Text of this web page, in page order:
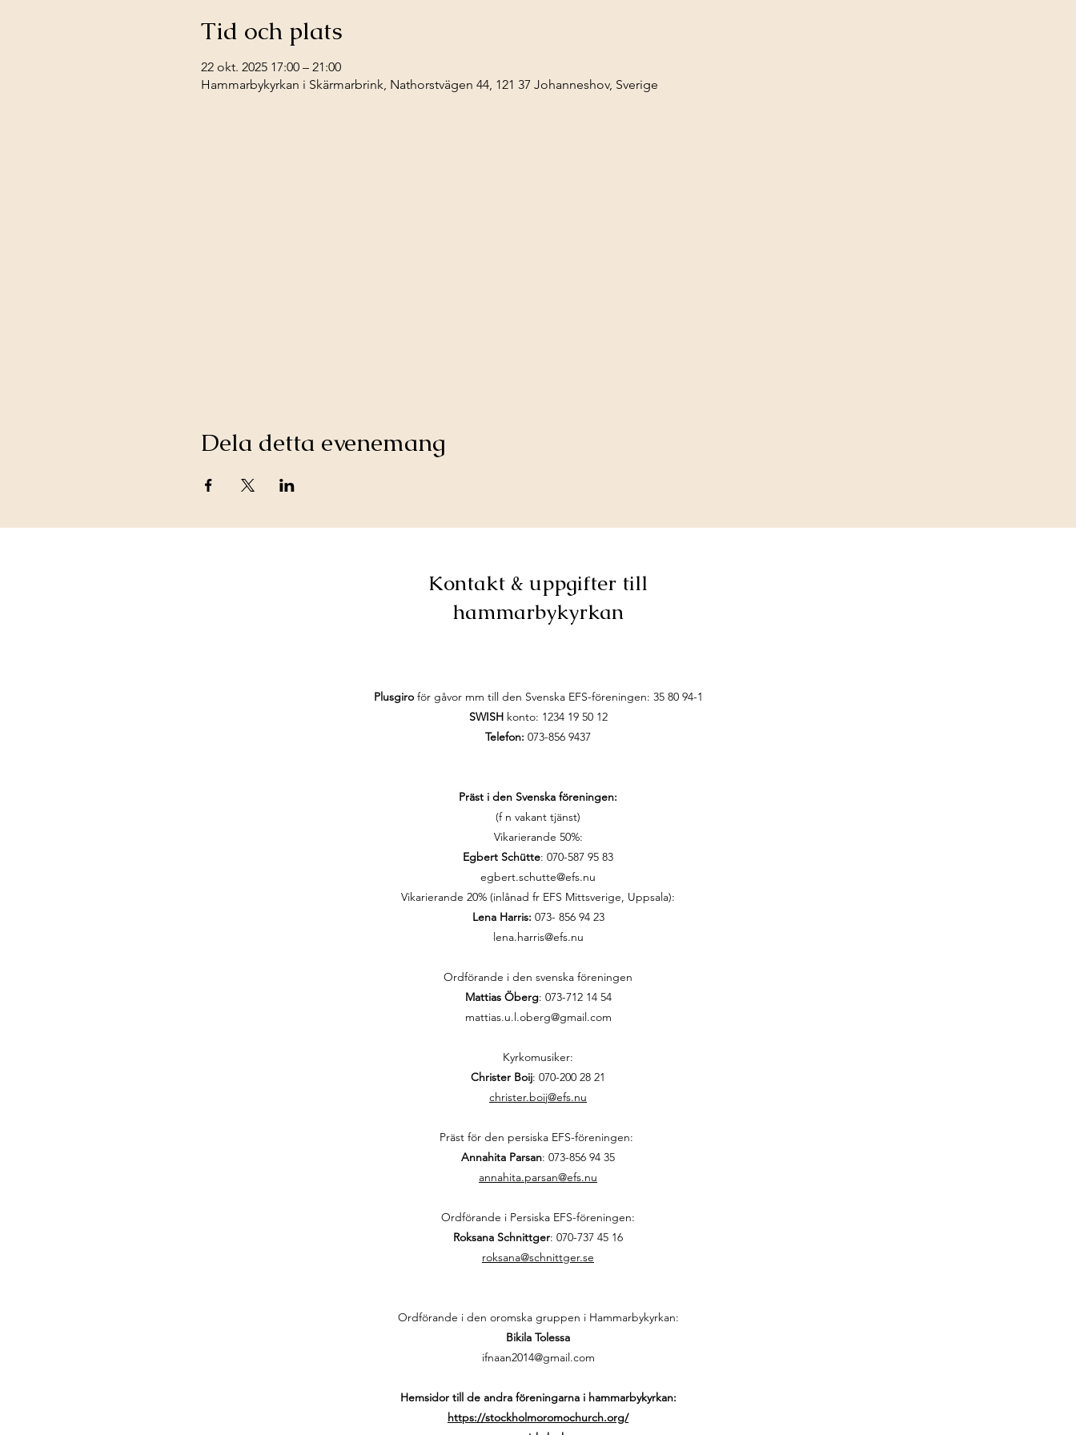
Tid och plats
22 okt. 2025 17:00 – 21:00
Hammarbykyrkan i Skärmarbrink, Nathorstvägen 44, 121 37 Johanneshov, Sverige
Dela detta evenemang
Kontakt & uppgifter till
hammarbykyrkan
Präst i den Svenska föreningen:
(f n vakant tjänst)
Vikarierande 50%:
Egbert Schütte: 070-587 95 83
egbert.schutte@efs.nu
Vikarierande 20% (inlånad fr EFS Mittsverige, Uppsala):
Lena Harris: 073- 856 94 23
lena.harris@efs.nu
Ordförande i den svenska föreningen
Mattias Öberg: 073-712 14 54
mattias.u.l.oberg@gmail.com
Kyrkomusiker:
Christer Boij: 070-200 28 21
christer.boij@efs.nu
Präst för den persiska EFS-föreningen:
Annahita Parsan: 073-856 94 35
annahita.parsan@efs.nu
Ordförande i Persiska EFS-föreningen:
Roksana Schnittger: 070-737 45 16
roksana@schnittger.se
Ordförande i den oromska gruppen i Hammarbykyrkan:
Bikila Tolessa
ifnaan2014@gmail.com
Hemsidor till de andra föreningarna i hammarbykyrkan:
https://stockholmoromochurch.org/
Plusgiroför gåvor mm till den Svenska EFS-föreningen: 35 80 94-1
SWISHkonto: 1234 19 50 12
Telefon: 073-856 9437